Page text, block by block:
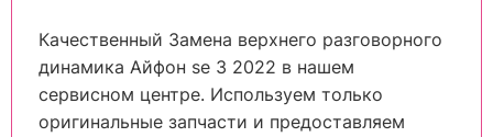
Качественный Замена верхнего разговорного
динамика Айфон se 3 2022 в нашем
сервисном центре. Используем только
оригинальные запчасти и предоставляем